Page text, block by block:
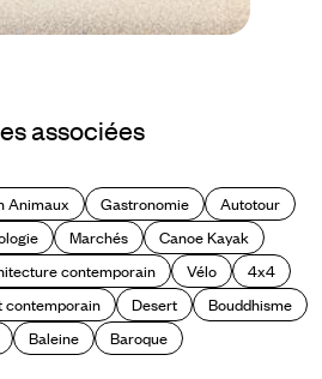
en
associées
Animaux Gastronomie
Autotour
Marchés
Canoe Kayak
contemporain Vélo
4x4
contemporain Desert
Bouddhisme
Baleine Baroque